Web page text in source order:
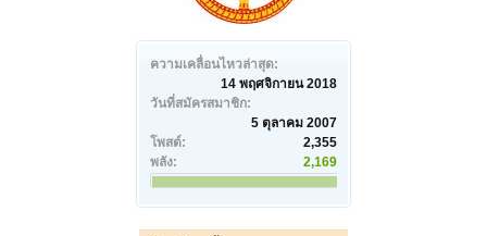
ความเคลื่อนไหวล่าสุด:
14 พฤศจิกายน 2018
วันที่สมัครสมาชิก:
5 ตุลาคม 2007
โพสต์:
2,355
พลัง:
2,169